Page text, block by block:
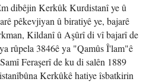
dibêjin Kerkûk Kurdistanî ye û
pêkevjiyan û biratiyê ye, bajarê
Kildanî û Aşûrî di vî bajarî de
rûpela 3846ê ya "Qamûs Î'lam"ê
Feraşerî de ku di salên 1889
Kerkûkê hatiye îsbatkirin